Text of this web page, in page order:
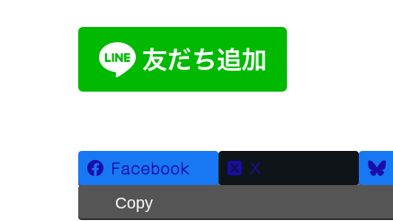
Facebook X
Copy